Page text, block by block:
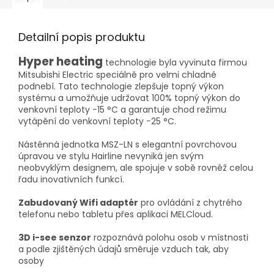
Detailní popis produktu
Hyper heating technologie byla vyvinuta firmou
Mitsubishi Electric speciálně pro velmi chladné
podnebí. Tato technologie zlepšuje topný výkon
systému a umožňuje udržovat 100% topný výkon do
venkovní teploty −15 °C a garantuje chod režimu
vytápění do venkovní teploty −25 °C.
Nástěnná jednotka MSZ-LN s elegantní povrchovou
úpravou ve stylu Hairline nevyniká jen svým
neobvyklým designem, ale spojuje v sobě rovněž celou
řadu inovativních funkcí.
Zabudovaný Wifi adaptér pro ovládání z chytrého
telefonu nebo tabletu přes aplikaci MELCloud.
3D i-see senzor rozpoznává polohu osob v místnosti
a podle zjištěných údajů směruje vzduch tak, aby
osoby